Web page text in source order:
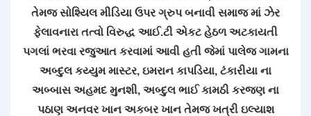
તેમજ સોશ્યિલ મીડિયા ઉપર ગ્રુપ બનાવી સમાજ માં ઝેર
ફેલાવનારા તત્વો વિરુદ્ધ આઈ.ટી એકટ હેઠળ અટકાયતી
પગલાં ભરવા રજુઆત કરવામાં આવી હતી જેમાં પાલેજ ગામના
અબ્દુલ કય્યુમ માસ્ટર, ઇમરાન કાપડિયા, ટંકારીયા ના
અબ્બાસ અહમદ મુનશી, અબ્દુલ ભાઈ કામઠી કરજણ ના
પઠાણ અનવર ખાન અકબર ખાન તેમજ ખત્રી ઇલ્યાશ